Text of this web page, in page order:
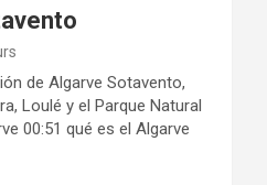
de Algarve Sotavento,
Loulé y el Parque Natural
00:51 qué es el Algarve